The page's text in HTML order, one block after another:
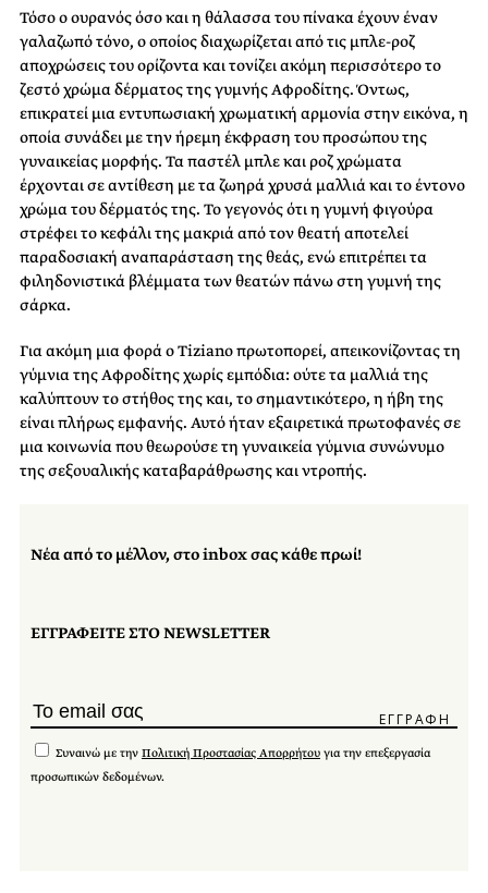
Τόσο ο ουρανός όσο και η θάλασσα του πίνακα έχουν έναν
γαλαζωπό τόνο, ο οποίος διαχωρίζεται από τις μπλε-ροζ
αποχρώσεις του ορίζοντα και τονίζει ακόμη περισσότερο το
ζεστό χρώμα δέρματος της γυμνής Αφροδίτης. Όντως,
επικρατεί μια εντυπωσιακή χρωματική αρμονία στην εικόνα, η
οποία συνάδει με την ήρεμη έκφραση του προσώπου της
γυναικείας μορφής. Τα παστέλ μπλε και ροζ χρώματα
έρχονται σε αντίθεση με τα ζωηρά χρυσά μαλλιά και το έντονο
χρώμα του δέρματός της. Το γεγονός ότι η γυμνή φιγούρα
στρέφει το κεφάλι της μακριά από τον θεατή αποτελεί
παραδοσιακή αναπαράσταση της θεάς, ενώ επιτρέπει τα
φιληδονιστικά βλέμματα των θεατών πάνω στη γυμνή της
σάρκα.
Για ακόμη μια φορά ο Tiziano πρωτοπορεί, απεικονίζοντας τη
γύμνια της Αφροδίτης χωρίς εμπόδια: ούτε τα μαλλιά της
καλύπτουν το στήθος της και, το σημαντικότερο, η ήβη της
είναι πλήρως εμφανής. Αυτό ήταν εξαιρετικά πρωτοφανές σε
μια κοινωνία που θεωρούσε τη γυναικεία γύμνια συνώνυμο
της σεξουαλικής καταβαράθρωσης και ντροπής.
Νέα από το μέλλον, στο inbox σας κάθε πρωί!
ΕΓΓΡΑΦΕΙΤΕ ΣΤΟ NEWSLETTER
Συναινώ με την Πολιτική Προστασίας Απορρήτου για την επεξεργασία
προσωπικών δεδομένων.